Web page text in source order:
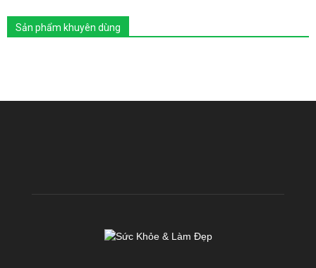
Sản phẩm khuyên dùng